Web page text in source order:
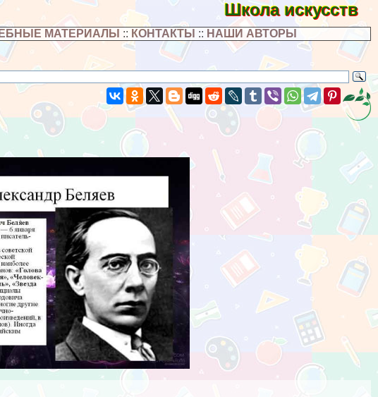
Школа искусств
МАТЕРИАЛЫ :: КОНТАКТЫ :: НАШИ АВТОРЫ